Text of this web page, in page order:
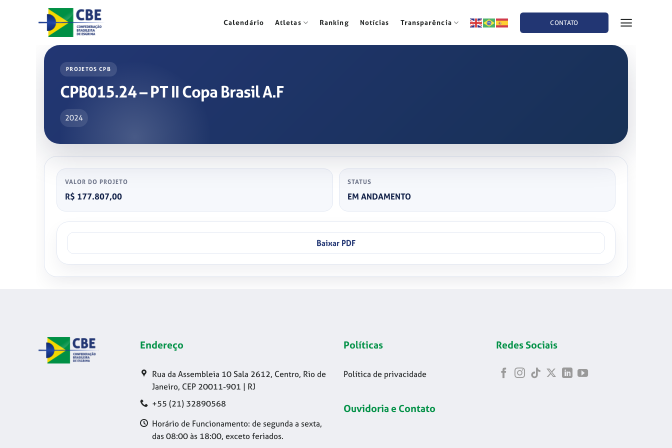
Calendário Atletas Ranking Notícias Transparência CONTATO
PROJETOS CPB
CPB015.24 – PT II Copa Brasil A.F
2024
VALOR DO PROJETO
R$ 177.807,00
STATUS
EM ANDAMENTO
Baixar PDF
Endereço
Rua da Assembleia 10 Sala 2612, Centro, Rio de
Janeiro, CEP 20011-901 | RJ
+55 (21) 32890568
Horário de Funcionamento: de segunda a sexta,
das 08:00 às 18:00, exceto feriados.
Políticas
Política de privacidade
Ouvidoria e Contato
Redes Sociais